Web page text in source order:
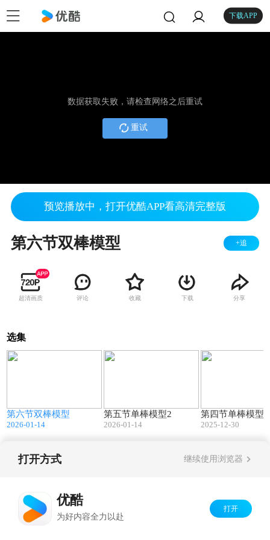
下载APP
数据获取失败，请检查网络之后重试
重试
预览播放中，打开优酷APP看高清完整版
第六节双棒模型 +追
超清画质 评论 收藏 下载 分享
选集
第六节双棒模型
2026-01-14
第五节单棒模型2
2026-01-14
第四节单棒模型1
2025-12-30
打开方式 继续使用浏览器
优酷
为好内容全力以赴
打开